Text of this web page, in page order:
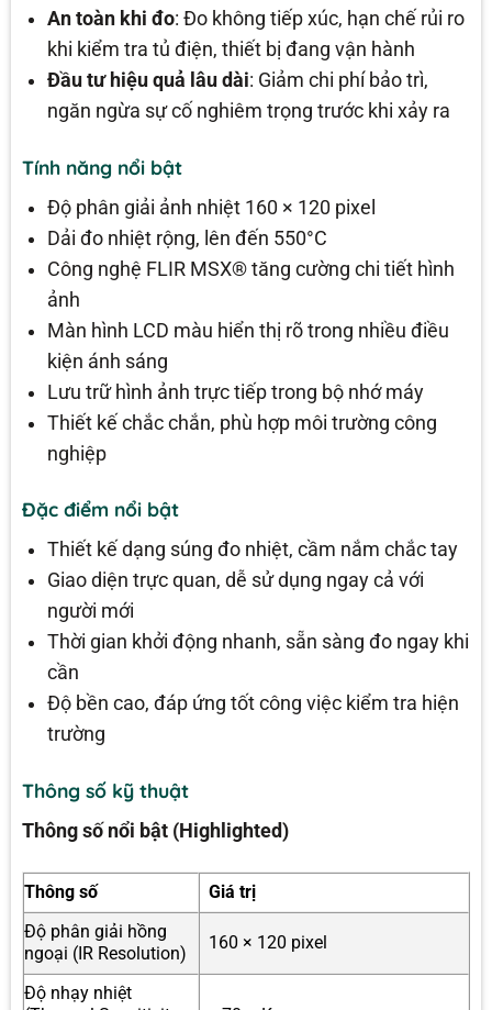
An toàn khi đo: Đo không tiếp xúc, hạn chế rủi ro
khi kiểm tra tủ điện, thiết bị đang vận hành
Đầu tư hiệu quả lâu dài: Giảm chi phí bảo trì,
ngăn ngừa sự cố nghiêm trọng trước khi xảy ra
Tính năng nổi bật
Độ phân giải ảnh nhiệt 160 × 120 pixel
Dải đo nhiệt rộng, lên đến 550°C
Công nghệ FLIR MSX® tăng cường chi tiết hình
ảnh
Màn hình LCD màu hiển thị rõ trong nhiều điều
kiện ánh sáng
Lưu trữ hình ảnh trực tiếp trong bộ nhớ máy
Thiết kế chắc chắn, phù hợp môi trường công
nghiệp
Đặc điểm nổi bật
Thiết kế dạng súng đo nhiệt, cầm nắm chắc tay
Giao diện trực quan, dễ sử dụng ngay cả với
người mới
Thời gian khởi động nhanh, sẵn sàng đo ngay khi
cần
Độ bền cao, đáp ứng tốt công việc kiểm tra hiện
trường
Thông số kỹ thuật
Thông số nổi bật (Highlighted)
Thông số
Giá trị
Độ phân giải hồng
ngoại (IR Resolution)
160 × 120 pixel
Độ nhạy nhiệt